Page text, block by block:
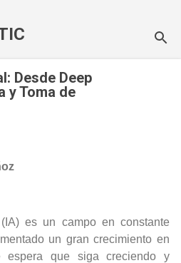
Desde Deep
y Toma de
es un campo en constante
un gran crecimiento en
espera que siga creciendo y